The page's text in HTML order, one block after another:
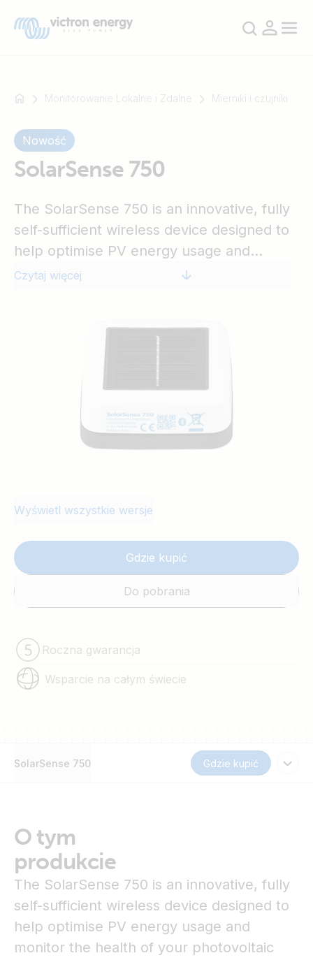
przykład
SmartSolar
Orion
Monitorowanie Lokalne i Zdalne Mierniki i czujniki
Nowość
SolarSense 750
The SolarSense 750 is an innovative, fully
self-sufficient wireless device designed to
help optimise PV energy usage and
monitor the health of your photovoltaic
Czytaj więcej
Wyświetl wszystkie wersje
Gdzie kupić
Do pobrania
Roczna gwarancja
Wsparcie na całym świecie
SolarSense 750 Gdzie kupić
O tym
produkcie
The SolarSense 750 is an innovative, fully
self-sufficient wireless device designed to
help optimise PV energy usage and
monitor the health of your photovoltaic